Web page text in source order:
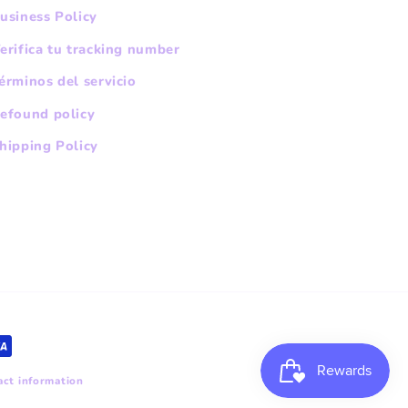
Policy
tu tracking number
del servicio
policy
Policy
information